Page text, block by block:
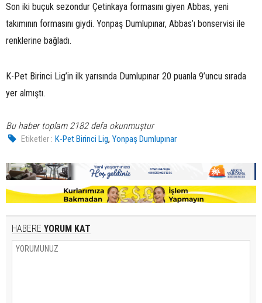
Son iki buçuk sezondur Çetinkaya formasını giyen Abbas, yeni
takımının formasını giydi. Yonpaş Dumlupınar, Abbas’ı bonservisi ile
renklerine bağladı.
K-Pet Birinci Lig’in ilk yarısında Dumlupınar 20 puanla 9’uncu sırada
yer almıştı.
Bu haber toplam 2182 defa okunmuştur
Etiketler : K-Pet Birinci Lig,Yonpaş Dumlupınar
HABERE YORUM KAT